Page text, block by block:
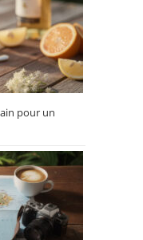
pour un